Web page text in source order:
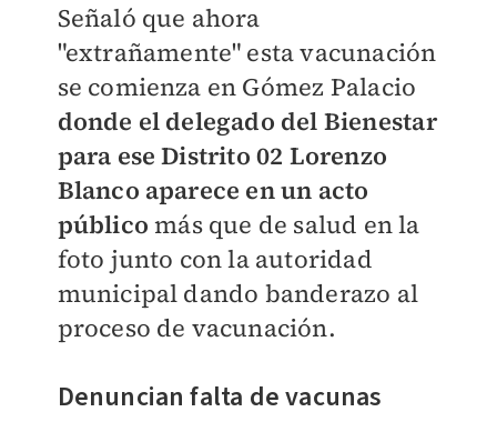
Señaló que ahora
"extrañamente" esta vacunación
se comienza en Gómez Palacio
donde el delegado del Bienestar
para ese Distrito 02 Lorenzo
Blanco aparece en un acto
públicomás que de salud en la
foto junto con la autoridad
municipal dando banderazo al
proceso de vacunación.
Denuncian falta de vacunas